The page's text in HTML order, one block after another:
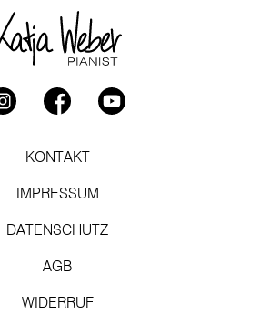
KONTAKT
IMPRESSUM
DATENSCHUTZ
AGB
WIDERRUF